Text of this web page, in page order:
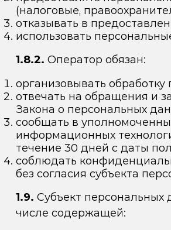
(налоговые,
отказывать в
использовать
1.8.2. Оператор обязан:
организовывать
отвечать на обращения и
Закона о персональных
сообщать в
информационных
течение 30 дней с даты
соблюдать
без согласия субъекта
1.9. Субъект
числе содержащей: